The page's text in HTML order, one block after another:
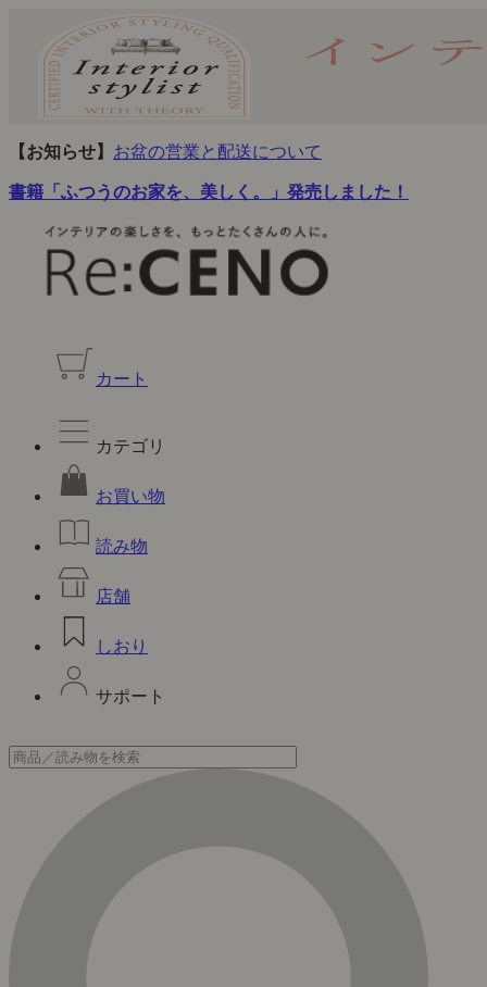
【お知らせ】 お盆の営業と配送について
書籍「ふつうのお家を、美しく。」発売しました！
カート
カテゴリ
お買い物
読み物
店舗
しおり
サポート